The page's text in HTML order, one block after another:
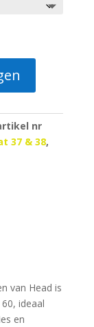
nr
37 & 38,
van Head is
ideaal
en